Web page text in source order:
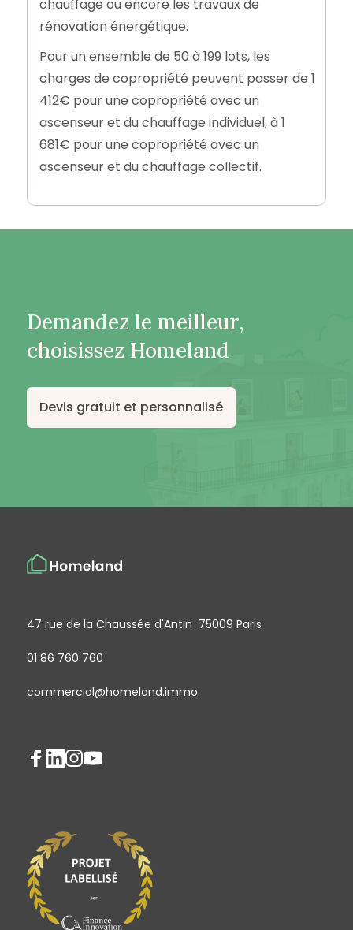
chauffage ou encore les travaux de
rénovation énergétique.
Pour un ensemble de 50 à 199 lots, les
charges de copropriété peuvent passer de 1
412€ pour une copropriété avec un
ascenseur et du chauffage individuel, à 1
681€ pour une copropriété avec un
ascenseur et du chauffage collectif.
Demandez le meilleur,
choisissez Homeland
Devis gratuit et personnalisé
47 rue de la Chaussée d'Antin 75009 Paris
01 86 760 760
commercial@homeland.immo